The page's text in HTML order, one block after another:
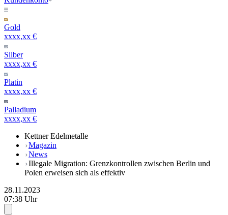
Gold
xxxx,xx €
Silber
xxxx,xx €
Platin
xxxx,xx €
Palladium
xxxx,xx €
Kettner Edelmetalle
Magazin
News
Illegale Migration: Grenzkontrollen zwischen Berlin und
Polen erweisen sich als effektiv
28.11.2023
07:38 Uhr